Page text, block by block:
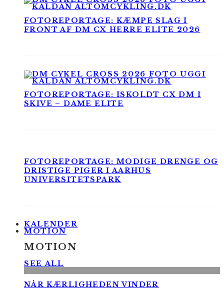
FOTOREPORTAGE: KÆMPE SLAG I
FRONT AF DM CX HERRE ELITE 2026
FOTOREPORTAGE: ISKOLDT CX DM I
SKIVE – DAME ELITE
FOTOREPORTAGE: MODIGE DRENGE OG
DRISTIGE PIGER I AARHUS
UNIVERSITETSPARK
KALENDER
MOTION
MOTION
SEE ALL
NÅR KÆRLIGHEDEN VINDER